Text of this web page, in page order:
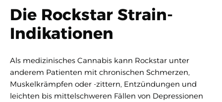
Die Rockstar Strain-
Indikationen
Als medizinisches Cannabis kann Rockstar unter
anderem Patienten mit chronischen Schmerzen,
Muskelkrämpfen oder -zittern, Entzündungen und
leichten bis mittelschweren Fällen von Depressionen